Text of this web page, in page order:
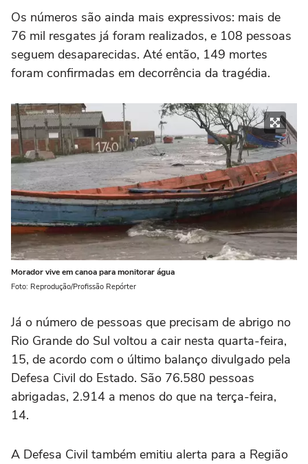
Os números são ainda mais expressivos: mais de
76 mil resgates já foram realizados, e 108 pessoas
seguem desaparecidas. Até então, 149 mortes
foram confirmadas em decorrência da tragédia.
Morador vive em canoa para monitorar água
Foto: Reprodução/Profissão Repórter
Já o número de pessoas que precisam de abrigo no
Rio Grande do Sul voltou a cair nesta quarta-feira,
15, de acordo com o último balanço divulgado pela
Defesa Civil do Estado. São 76.580 pessoas
abrigadas, 2.914 a menos do que na terça-feira,
14.
A Defesa Civil também emitiu alerta para a Região